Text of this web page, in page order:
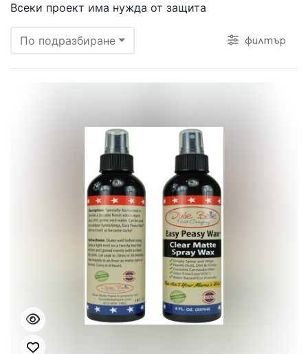
Всеки проект има нужда от защита
По подразбиране филтър